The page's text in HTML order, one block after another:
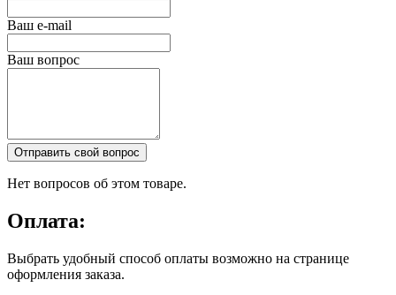
Ваш e-mail
Ваш вопрос
Отправить свой вопрос
Нет вопросов об этом товаре.
Оплата:
Выбрать удобный способ оплаты возможно на странице
оформления заказа.